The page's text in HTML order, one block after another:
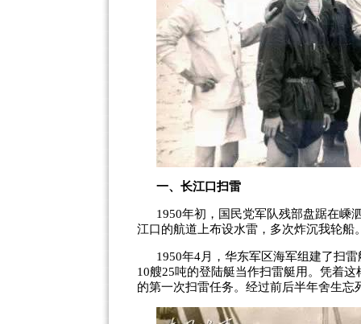
一、长江口扫雷
1950年初，国民党军队残部盘踞在嵊
江口的航道上布设水雷，多次炸沉我轮船
1950年4月，华东军区海军组建了扫
10艘25吨的登陆艇当作扫雷艇用。凭着
的第一次扫雷任务。经过前后半年舍生忘